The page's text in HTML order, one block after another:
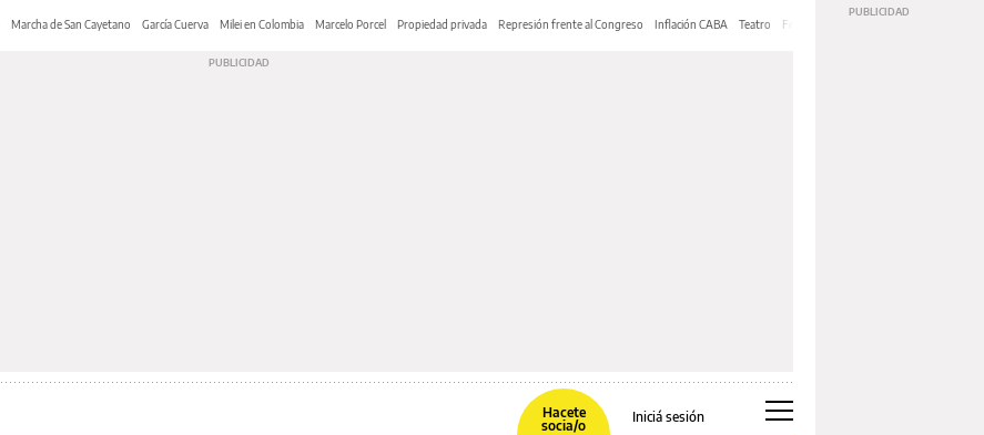
Marcha de San Cayetano García Cuerva Milei en Colombia Marcelo Porcel Propiedad privada Represión frente al Congreso Inflación CABA Teatro Feria de Editores
Hacete
socia/o
Iniciá sesión